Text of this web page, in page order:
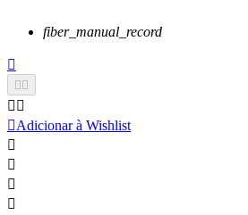
fiber_manual_record

 
 
Adicionar à Wishlist



